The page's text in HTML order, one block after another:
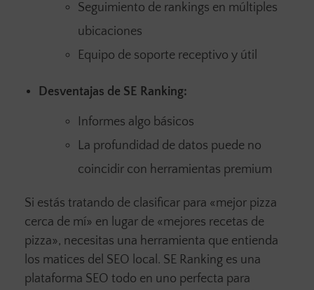
Seguimiento de rankings en múltiples
ubicaciones
Equipo de soporte receptivo y útil
Desventajas de SE Ranking:
Informes algo básicos
La profundidad de datos puede no
coincidir con herramientas premium
Si estás tratando de clasificar para «mejor pizza
cerca de mí» en lugar de «mejores recetas de
pizza», necesitas una herramienta que entienda
los matices del SEO local. SE Ranking es una
plataforma SEO todo en uno perfecta para